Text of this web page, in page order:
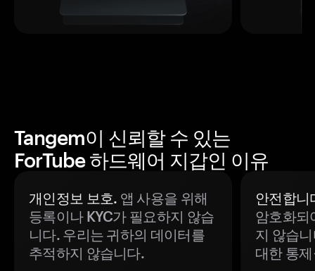
Tangem이 신뢰할 수 있는
ForTube 하드웨어 지갑인 이유
개인정보 보호. 앱 사용을 위해
등록이나 KYC가 필요하지 않습
니다. 우리는 귀하의 데이터를
추적하지 않습니다.
안전합니
암호화되
지 않습
대한 통